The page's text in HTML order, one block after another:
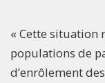
« Cette situation
populations de
d’enrôlement